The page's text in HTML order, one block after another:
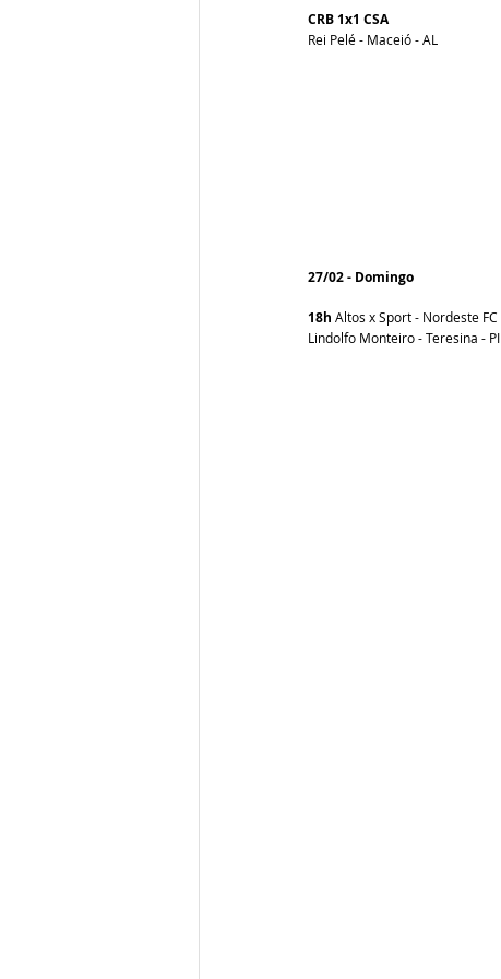
CRB 1x1 CSA
Rei Pelé - Maceió - AL
27/02 - Domingo
18h Altos x Sport - Nordeste FC
Lindolfo Monteiro - Teresina - PI